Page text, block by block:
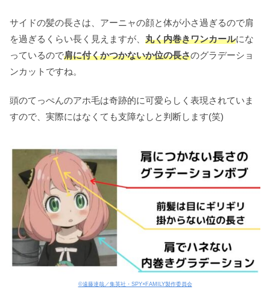
サイドの髪の長さは、アーニャの顔と体が小さ過ぎるので肩
を過ぎるくらい長く見えますが、 丸く内巻きワンカールにな
っているので肩に付くかつかないか位の長さのグラデーショ
ンカットですね。
頭のてっぺんのアホ毛は奇跡的に可愛らしく表現されていま
すので、実際にはなくても支障なしと判断します(笑)
©遠藤達哉／集英社・SPY×FAMILY製作委員会